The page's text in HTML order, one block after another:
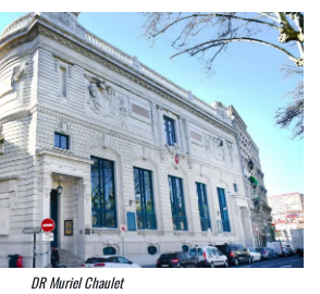
DR Muriel Chaulet